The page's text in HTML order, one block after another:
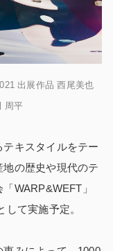
出展作品 西尾美也
周平
キスタイルをテー
の歴史や現代のテ
WARP&WEFT」
て実施予定。